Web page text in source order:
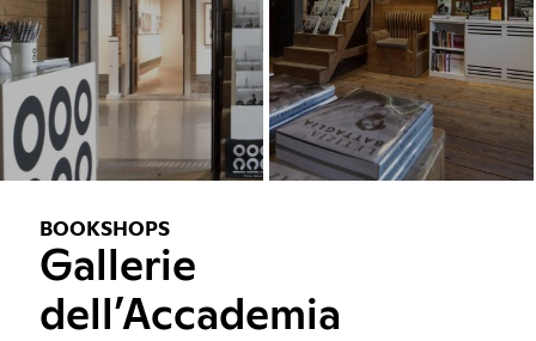
BOOKSHOPS
Gallerie
dell’Accademia